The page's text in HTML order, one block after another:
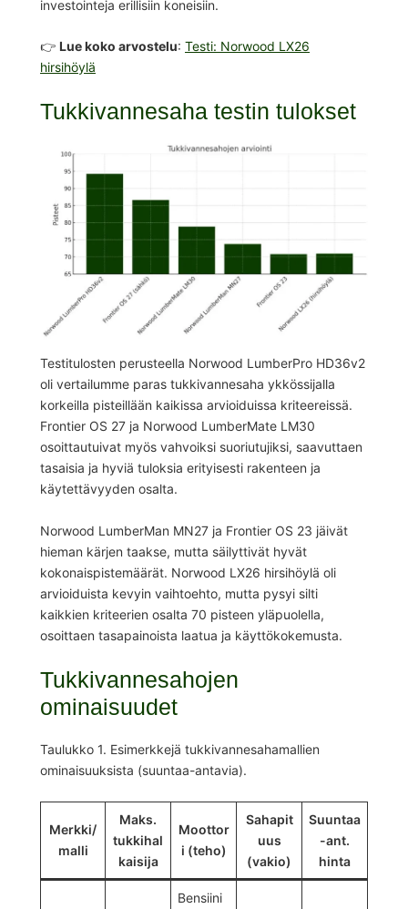
investointeja erillisiin koneisiin.
👉 Lue koko arvostelu: Testi: Norwood LX26
hirsihöylä
Tukkivannesaha testin tulokset
Testitulosten perusteella Norwood LumberPro HD36v2
oli vertailumme paras tukkivannesaha ykkössijalla
korkeilla pisteillään kaikissa arvioiduissa kriteereissä.
Frontier OS 27 ja Norwood LumberMate LM30
osoittautuivat myös vahvoiksi suoriutujiksi, saavuttaen
tasaisia ja hyviä tuloksia erityisesti rakenteen ja
käytettävyyden osalta.
Norwood LumberMan MN27 ja Frontier OS 23 jäivät
hieman kärjen taakse, mutta säilyttivät hyvät
kokonaispistemäärät. Norwood LX26 hirsihöylä oli
arvioiduista kevyin vaihtoehto, mutta pysyi silti
kaikkien kriteerien osalta 70 pisteen yläpuolella,
osoittaen tasapainoista laatua ja käyttökokemusta.
Tukkivannesahojen
ominaisuudet
Taulukko 1. Esimerkkejä tukkivannesahamallien
ominaisuuksista (suuntaa-antavia).
Merkki/
malli
Maks.
tukkihal
kaisija
Moottor
i (teho)
Sahapit
uus
(vakio)
Suuntaa
-ant.
hinta
Bensiini